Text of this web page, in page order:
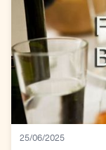
25/06/2025